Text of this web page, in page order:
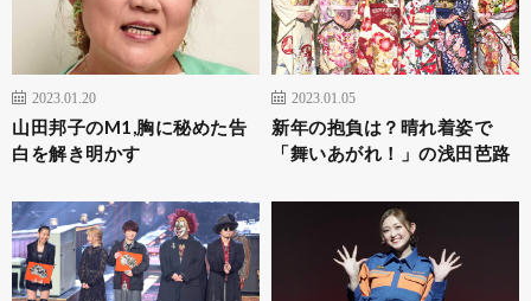
2023.01.20
山田邦子のM1,胸に秘めた告
白を解き明かす
2023.01.05
新年の抱負は？晴れ着姿で
「舞いあがれ！」の浅田芭路